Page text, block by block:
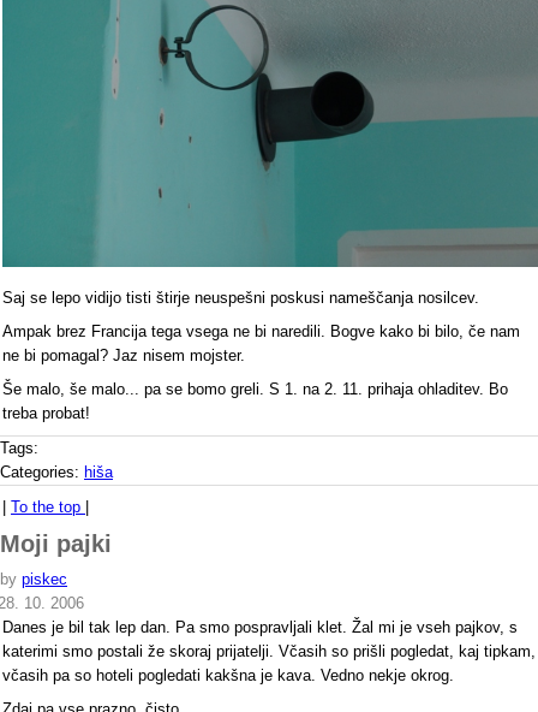
Saj se lepo vidijo tisti štirje neuspešni poskusi nameščanja nosilcev.
Ampak brez Francija tega vsega ne bi naredili. Bogve kako bi bilo, če nam
ne bi pomagal? Jaz nisem mojster.
Še malo, še malo... pa se bomo greli. S 1. na 2. 11. prihaja ohladitev. Bo
treba probat!
Tags:
Categories: hiša
To the top
Moji pajki
by piskec
10. 2006
Danes je bil tak lep dan. Pa smo pospravljali klet. Žal mi je vseh pajkov, s
katerimi smo postali že skoraj prijatelji. Včasih so prišli pogledat, kaj tipkam,
včasih pa so hoteli pogledati kakšna je kava. Vedno nekje okrog.